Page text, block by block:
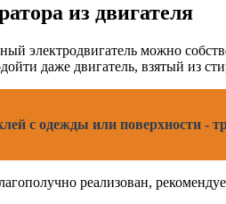
из двигателя
электродвигатель можно
даже двигатель, взятый из
с одежды или поверхности -
реализован,